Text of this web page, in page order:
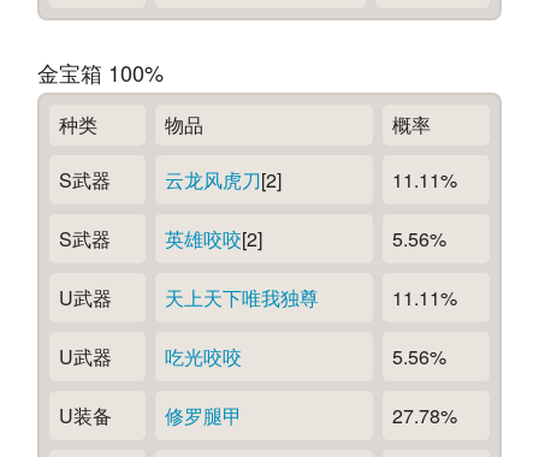
金宝箱 100%
种类 物品
概率
S武器
云龙风虎刀[2] 11.11%
S武器 英雄咬咬[2] 5.56%
U武器 天上天下唯我独尊 11.11%
U武器 吃光咬咬 5.56%
U装备 修罗腿甲 27.78%